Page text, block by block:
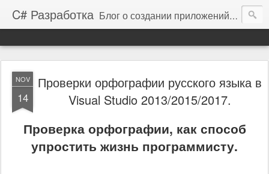
C# Разработка Блог о создании приложений на платформе .NET Framework
NOV
14
Проверки орфографии русского языка в
Visual Studio 2013/2015/2017.
Проверка орфографии, как способ
упростить жизнь программисту.